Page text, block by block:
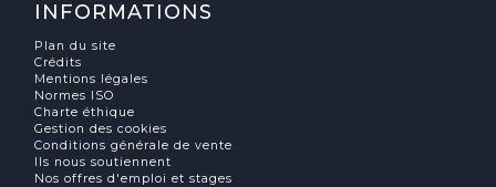
INFORMATIONS
Plan du site
Crédits
Mentions légales
Normes ISO
Charte éthique
Gestion des cookies
Conditions générale de vente
Ils nous soutiennent
Nos offres d'emploi et stages